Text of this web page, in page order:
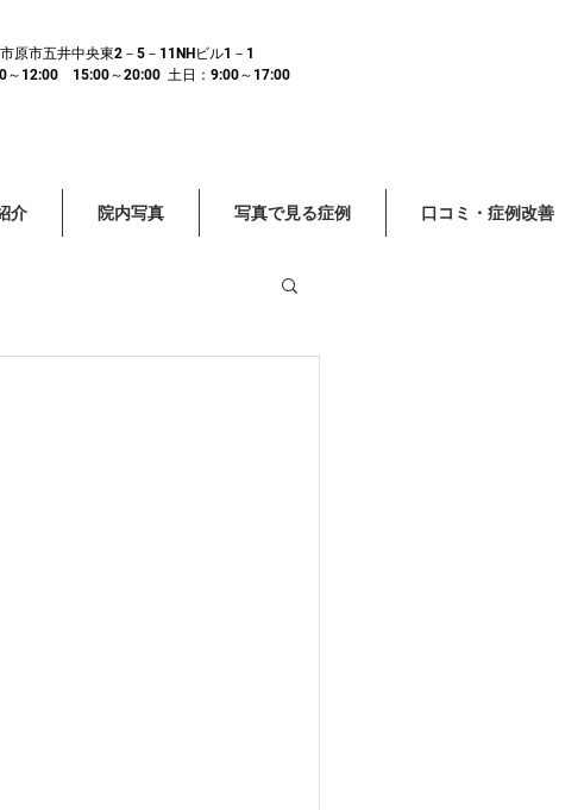
市五井中央東2－5－11NHビル1－1
～12:00 15:00～20:00 土日：9:00～17:00
介 院内写真 写真で見る症例 口コミ・症例改善